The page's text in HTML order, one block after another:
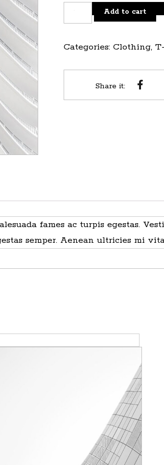
Add to cart
Categories: Clothing,
fames ac turpis egestas.
semper. Aenean ultricies mi